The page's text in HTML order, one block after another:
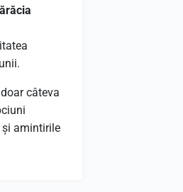
câteva
și amintirile